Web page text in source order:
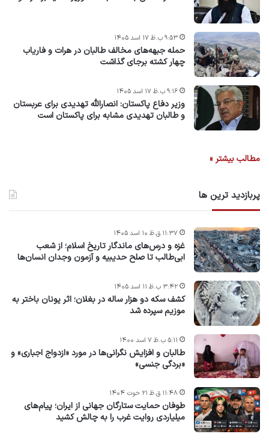
حمله جبهه‌های مخالف طالبان در هرات و فاریاب
چهار کشته برجای گذاشت
۹:۵۳ ب.ظ ۱۷ اسد ۱۴۰۵
وزیر دفاع پاکستان: انصارالله تهدیدی برای عربستان
و طالبان تهدیدی مشابه برای پاکستان است
۹:۱۶ ب.ظ ۱۷ اسد ۱۴۰۵
مطالب بیشتر »
پربازدید ترین ها
غزه و درس‌های ماندگار تاریخ اسلام؛ از شعب
ابی‌طالب تا صلح حدیبیه و آزمون وجدان انسان‌ها
۱۱:۳۷ ق.ظ ۱۰ اسد ۱۴۰۵
کشف سکه دو هزار ساله در بغلان؛ اثر یونان باختر به
موزیم سپرده شد
۳:۴۲ ب.ظ ۱۱ اسد ۱۴۰۵
طالبان و افزایش نگرانی‌ها در مورد «ازدواج اجباری» و
«بردگی جنسی»
۵:۱۱ ب.ظ ۷ اسد ۱۴۰۰
طوفان حمایت ستارگان جهانی از ایران؛ پیام‌های
میلیاردی روایت غرب را به چالش کشید
۱۱:۴۸ ق.ظ ۲۱ حوت ۱۴۰۴